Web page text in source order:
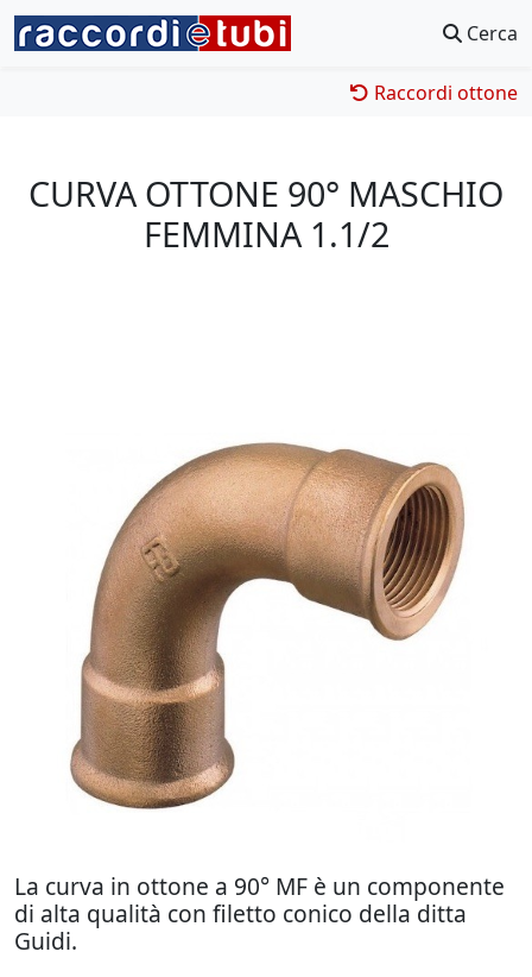
Cerca
Raccordi ottone
CURVA OTTONE 90° MASCHIO
FEMMINA 1.1/2
La curva in ottone a 90° MF è un componente
di alta qualità con filetto conico della ditta
Guidi.